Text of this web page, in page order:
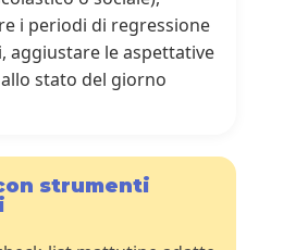
i periodi di regressione
aggiustare le aspettative
stato del giorno
strumenti